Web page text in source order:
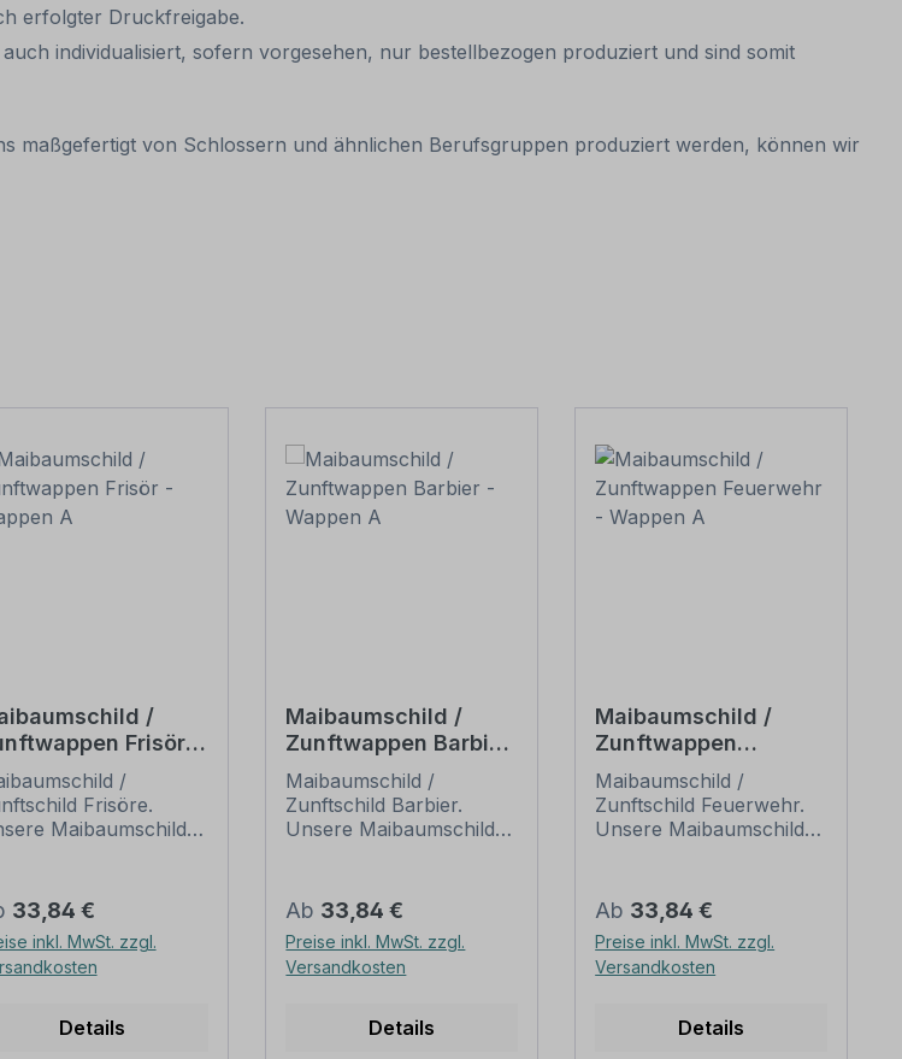
erfolgter Druckfreigabe.
individualisiert, sofern vorgesehen, nur bestellbezogen produziert und sind somit
maßgefertigt von Schlossern und ähnlichen Berufsgruppen produziert werden, können wir
/
Frisör -
A
/
Frisöre.
Maibaumschilder
oder
Ausführungen
Zunftzeichen
Da die
Preis:
33,84 €
inkl. MwSt. zzgl.
Details
Maibaumschild /
Zunftwappen Barbier
- Wappen A
Maibaumschild /
Zunftschild Barbier.
Unsere Maibaumschilder
mittelalterlichen oder
neueren Ausführungen
der Zunftzeichen
einzelner
nachempfunden. Da die
Regulärer Preis:
Ab 33,84 €
Preise inkl. MwSt. zzgl.
Versandkosten
Details
Maibaumschild /
Zunftwappen
Feuerwehr - Wappen
A
Maibaumschild /
Zunftschild Feuerwehr.
Unsere Maibaumschilder
mittelalterlichen oder
neueren Ausführungen
der Zunftzeichen
einzelner
nachempfunden. Da die
Regulärer Preis:
Ab 33,84 €
Preise inkl. MwSt. zzgl.
Versandkosten
Details